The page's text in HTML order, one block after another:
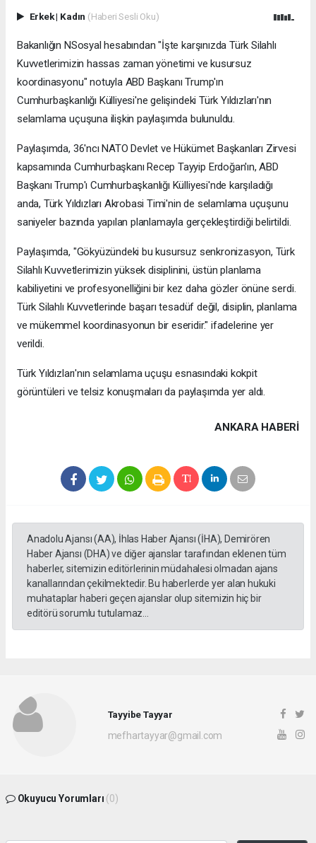
Erkek| Kadın (Haberi Sesli Oku)
Bakanlığın NSosyal hesabından "İşte karşınızda Türk Silahlı
Kuvvetlerimizin hassas zaman yönetimi ve kusursuz
koordinasyonu" notuyla ABD Başkanı Trump'ın
Cumhurbaşkanlığı Külliyesi'ne gelişindeki Türk Yıldızları'nın
selamlama uçuşuna ilişkin paylaşımda bulunuldu.
Paylaşımda, 36'ncı NATO Devlet ve Hükümet Başkanları Zirvesi
kapsamında Cumhurbaşkanı Recep Tayyip Erdoğan'ın, ABD
Başkanı Trump'ı Cumhurbaşkanlığı Külliyesi'nde karşıladığı
anda, Türk Yıldızları Akrobasi Timi'nin de selamlama uçuşunu
saniyeler bazında yapılan planlamayla gerçekleştirdiği belirtildi.
Paylaşımda, "Gökyüzündeki bu kusursuz senkronizasyon, Türk
Silahlı Kuvvetlerimizin yüksek disiplinini, üstün planlama
kabiliyetini ve profesyonelliğini bir kez daha gözler önüne serdi.
Türk Silahlı Kuvvetlerinde başarı tesadüf değil, disiplin, planlama
ve mükemmel koordinasyonun bir eseridir." ifadelerine yer
verildi.
Türk Yıldızları'nın selamlama uçuşu esnasındaki kokpit
görüntüleri ve telsiz konuşmaları da paylaşımda yer aldı.
ANKARA HABERİ
Anadolu Ajansı (AA), İhlas Haber Ajansı (İHA), Demirören
Haber Ajansı (DHA) ve diğer ajanslar tarafından eklenen tüm
haberler, sitemizin editörlerinin müdahalesi olmadan ajans
kanallarından çekilmektedir. Bu haberlerde yer alan hukuki
muhataplar haberi geçen ajanslar olup sitemizin hiç bir
editörü sorumlu tutulamaz...
Tayyibe Tayyar
mefhartayyar@gmail.com
Okuyucu Yorumları (0)